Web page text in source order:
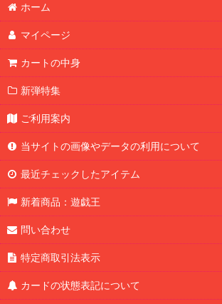
ホーム
マイページ
カートの中身
新弾特集
ご利用案内
当サイトの画像やデータの利用について
最近チェックしたアイテム
新着商品：遊戯王
問い合わせ
特定商取引法表示
カードの状態表記について